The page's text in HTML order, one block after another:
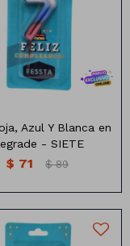
Azul Y Blanca en
- SIETE
$ 71 $ 89